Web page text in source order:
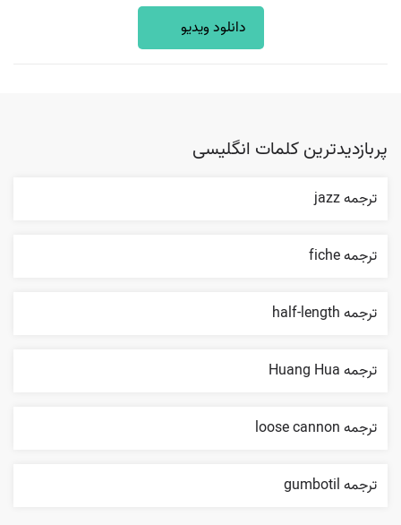
دانلود ویدیو
پربازدیدترین کلمات انگلیسی
ترجمه jazz
ترجمه fiche
ترجمه half-length
ترجمه Huang Hua
ترجمه loose cannon
ترجمه gumbotil